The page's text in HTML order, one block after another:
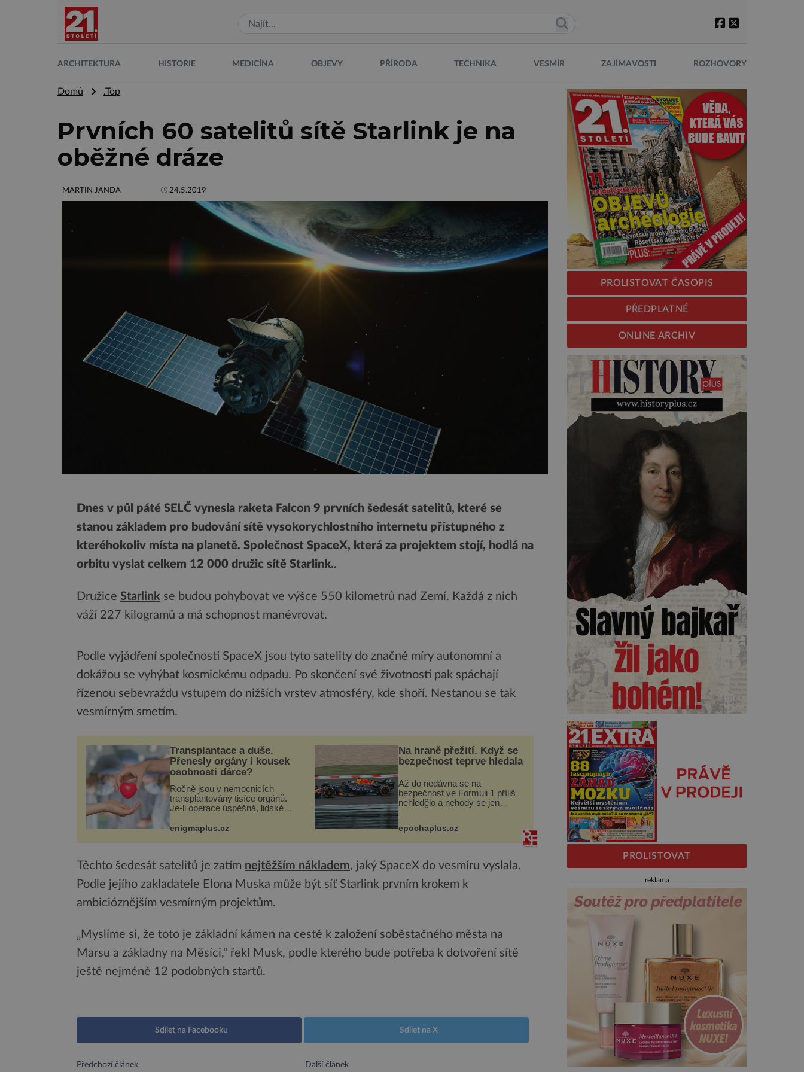
ARCHITEKTURA HISTORIE MEDICÍNA OBJEVY PŘÍRODA TECHNIKA VESMÍR ZAJÍMAVOSTI ROZHOVORY
Domů .Top
Prvních 60 satelitů sítě Starlink je na
oběžné dráze
MARTIN JANDA 24.5.2019
Dnes v půl páté SELČ vynesla raketa Falcon 9 prvních šedesát satelitů, které se
stanou základem pro budování sítě vysokorychlostního internetu přístupného z
kteréhokoliv místa na planetě. Společnost SpaceX, která za projektem stojí, hodlá na
orbitu vyslat celkem 12 000 družic sítě Starlink..
Družice Starlink se budou pohybovat ve výšce 550 kilometrů nad Zemí. Každá z nich
váží 227 kilogramů a má schopnost manévrovat.
Podle vyjádření společnosti SpaceX jsou tyto satelity do značné míry autonomní a
dokážou se vyhýbat kosmickému odpadu. Po skončení své životnosti pak spáchají
řízenou sebevraždu vstupem do nižších vrstev atmosféry, kde shoří. Nestanou se tak
vesmírným smetím.
Transplantace a duše.
Přenesly orgány i kousek
osobnosti dárce?
Ročně jsou v nemocnicích
transplantovány tisíce orgánů.
Je-li operace úspěšná, lidské
své a pacient může vést
při transplantaci nepřijímám...
enigmaplus.cz
Na hraně přežití. Když se
bezpečnost teprve hledala
Až do nedávna se na
bezpečnost ve Formuli 1 příliš
nehledělo a nehody se jen
následky nebo bohužel i ztrátou
epochaplus.cz
Těchto šedesát satelitů je zatím nejtěžším nákladem, jaký SpaceX do vesmíru vyslala.
Podle jejího zakladatele Elona Muska může být síť Starlink prvním krokem k
ambicióznějším vesmírným projektům.
„Myslíme si, že toto je základní kámen na cestě k založení soběstačného města na
Marsu a základny na Měsíci,“ řekl Musk, podle kterého bude potřeba k dotvoření sítě
ještě nejméně 12 podobných startů.
Sdílet na Facebooku Sdílet na X
Předchozí článek Další článek
PROLISTOVAT ČASOPIS
PŘEDPLATNÉ
ONLINE ARCHIV
PROLISTOVAT
reklama